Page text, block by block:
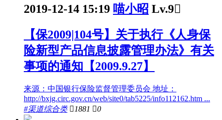
2019-12-14 15:19 喵小昭 Lv.9
【保2009|104号】关于执行《人身保
险新型产品信息披露管理办法》有关
事项的通知【2009.9.27】
来源：中国银行保险监督管理委员会 地址：
http://bxjg.circ.gov.cn/web/site0/tab5225/info112162.htm ...
#渠道综合类  1881 0